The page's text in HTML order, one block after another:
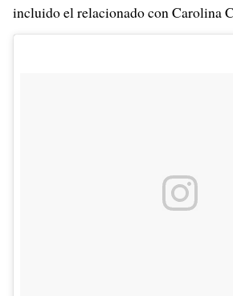
incluido el relacionado con Carolina